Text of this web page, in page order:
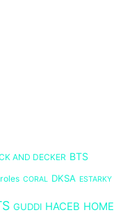
AND DECKER BTS
CORAL DKSA ESTARKY
GUDDI HACEB HOME